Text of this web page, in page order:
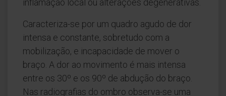
inflamação local ou alterações degenerativas.
Caracteriza-se por um quadro agudo de dor
intensa e constante, sobretudo com a
mobilização, e incapacidade de mover o
braço. A dor ao movimento é mais intensa
entre os 30º e os 90º de abdução do braço.
Nas radiografias do ombro observa-se uma